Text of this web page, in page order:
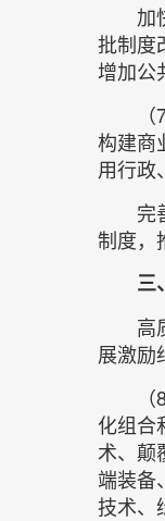
加
批制度
增加公
构建商
用行政
完
制度，
三
高
展激励
化组合
术、颠
端装备
技术、